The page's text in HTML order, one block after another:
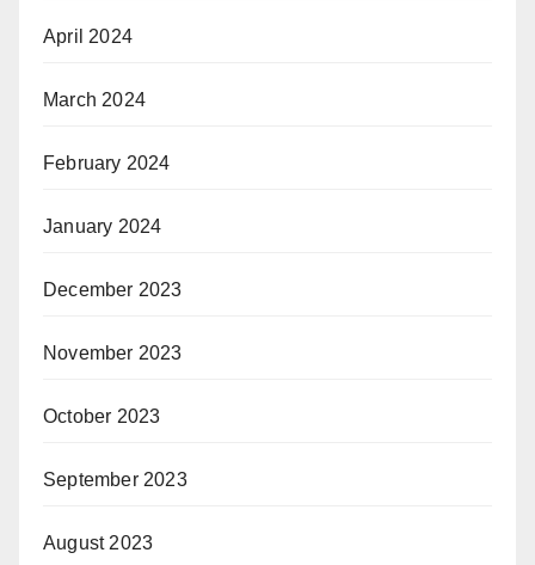
April 2024
March 2024
February 2024
January 2024
December 2023
November 2023
October 2023
September 2023
August 2023